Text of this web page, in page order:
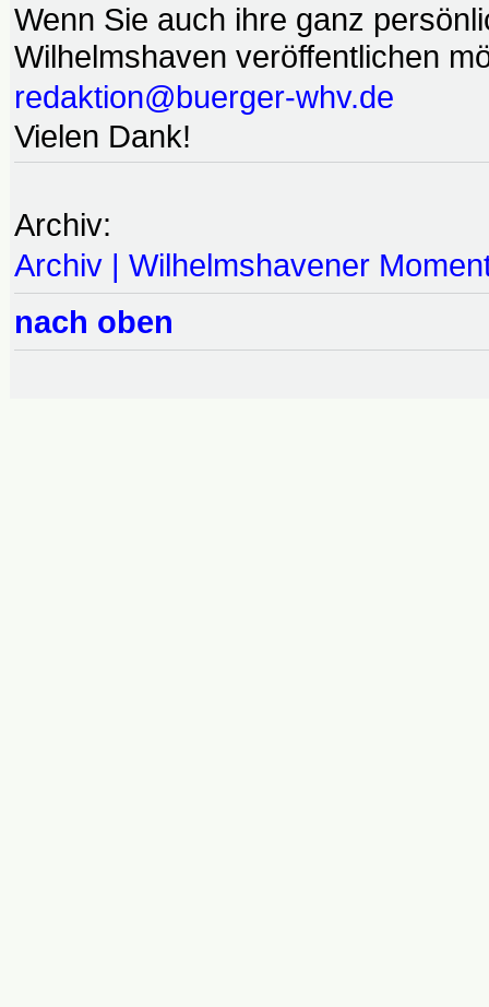
Wenn Sie auch ihre ganz
Wilhelmshaven veröffentlichen
redaktion@buerger-whv.de
Vielen Dank!
Archiv:
Archiv | Wilhelmshavener
nach oben